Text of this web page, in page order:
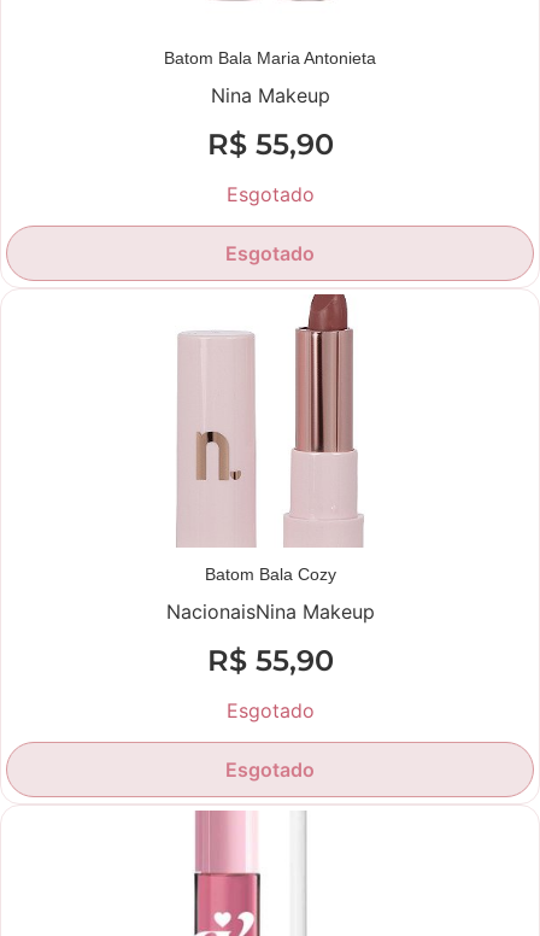
Batom Bala Maria Antonieta
Nina Makeup
R$55,90
Esgotado
Esgotado
Batom Bala Cozy
NacionaisNina Makeup
R$55,90
Esgotado
Esgotado